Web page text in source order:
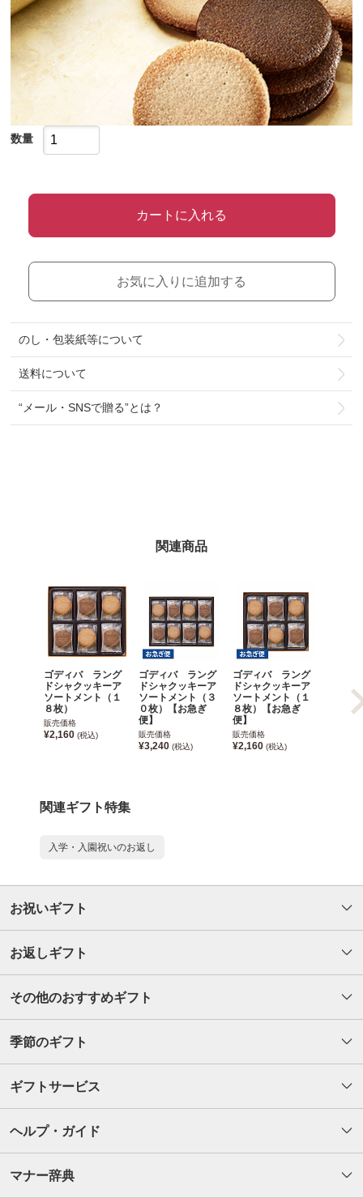
数量
カートに入れる
お気に入りに追加する
のし・包装紙等について
送料について
“メール・SNSで贈る”とは？
関連商品
ゴディバ ラング
ドシャクッキーア
ソートメント（１
８枚）
販売価格
¥2,160 (税込)
ゴディバ ラング
ドシャクッキーア
ソートメント（３
０枚）【お急ぎ
便】
販売価格
¥3,240(税込)
ゴディバ ラング
ドシャクッキーア
ソートメント（１
８枚）【お急ぎ
便】
販売価格
¥2,160 (税込)
ドシャ
ソート
２枚）
関連ギフト特集
入学・入園祝いのお返し
お祝いギフト
お返しギフト
その他のおすすめギフト
季節のギフト
ギフトサービス
ヘルプ・ガイド
マナー辞典